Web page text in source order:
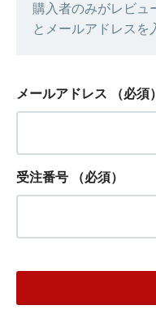
購入者のみがレビュ
とメールアドレスを
メールアドレス （必須）
受注番号 （必須）